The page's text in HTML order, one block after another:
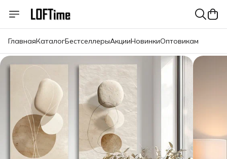
ГлавнаяКаталогБестселлерыАкцииНовинкиОптовикам